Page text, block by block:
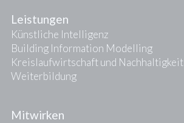
Leistungen
Künstliche Intelligenz
Building Information Modelling
Kreislaufwirtschaft und Nachhaltigkeit
Weiterbildung
Mitwirken